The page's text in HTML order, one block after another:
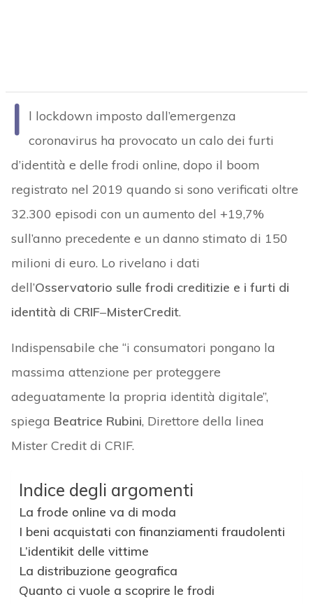
I
l lockdown imposto dall’emergenza
coronavirus ha provocato un calo dei furti
d’identità e delle frodi online, dopo il boom
registrato nel 2019 quando si sono verificati oltre
32.300 episodi con un aumento del +19,7%
sull’anno precedente e un danno stimato di 150
milioni di euro. Lo rivelano i dati
dell’Osservatorio sulle frodi creditizie e i furti di
identità di CRIF–MisterCredit.
Indispensabile che “i consumatori pongano la
massima attenzione per proteggere
adeguatamente la propria identità digitale”,
spiega Beatrice Rubini, Direttore della linea
Mister Credit di CRIF.
Indice degli argomenti
La frode online va di moda
I beni acquistati con finanziamenti fraudolenti
L’identikit delle vittime
La distribuzione geografica
Quanto ci vuole a scoprire le frodi